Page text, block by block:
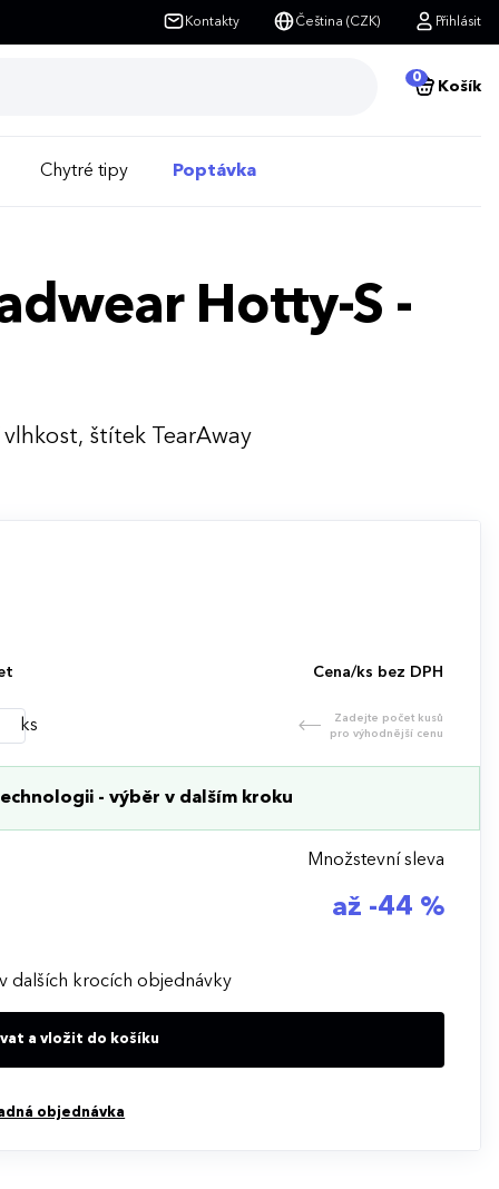
Kontakty Čeština (CZK) Přihlásit
0
Košík
Chytré tipy Poptávka
Hotty-S -
štítek TearAway
Cena/ks bez DPH
ks
Zadejte počet kusů
pro výhodnější cenu
- výběr v dalším kroku
Množstevní sleva
až -44 %
dalších krocích objednávky
a vložit do košíku
objednávka